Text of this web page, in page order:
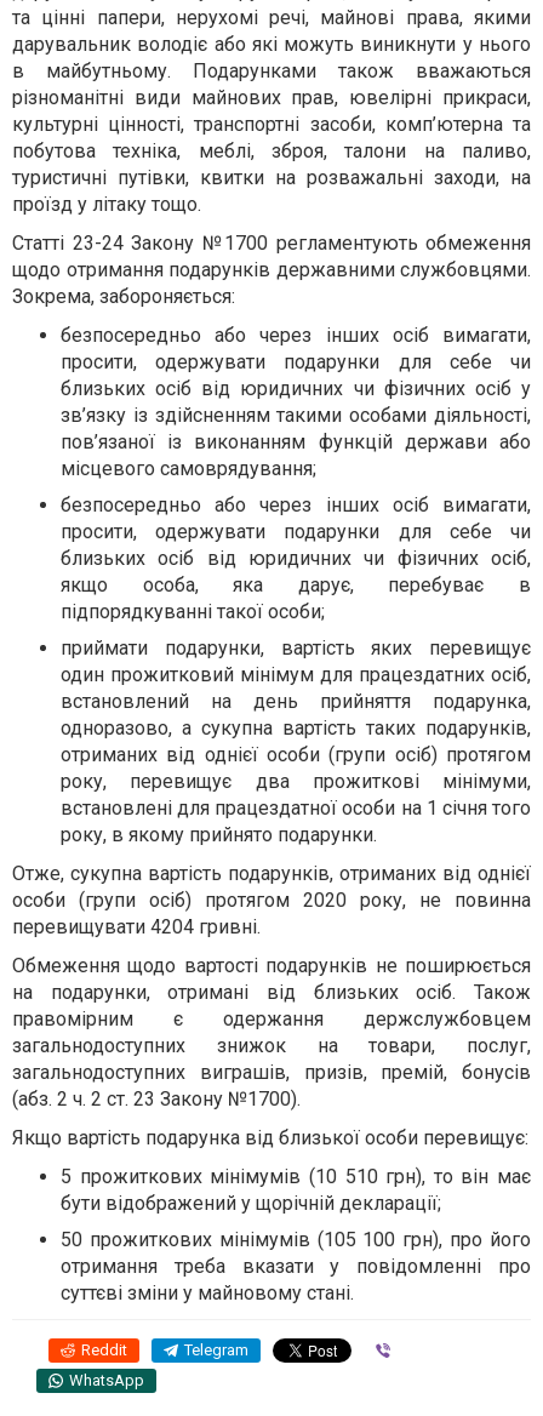
та цінні папери, нерухомі речі, майнові права, якими
дарувальник володіє або які можуть виникнути у нього
в майбутньому. Подарунками також вважаються
різноманітні види майнових прав, ювелірні прикраси,
культурні цінності, транспортні засоби, комп’ютерна та
побутова техніка, меблі, зброя, талони на паливо,
туристичні путівки, квитки на розважальні заходи, на
проїзд у літаку тощо.
Статті 23-24 Закону №1700 регламентують обмеження
щодо отримання подарунків державними службовцями.
Зокрема, забороняється:
безпосередньо або через інших осіб вимагати,
просити, одержувати подарунки для себе чи
близьких осіб від юридичних чи фізичних осіб у
зв’язку із здійсненням такими особами діяльності,
пов’язаної із виконанням функцій держави або
місцевого самоврядування;
безпосередньо або через інших осіб вимагати,
просити, одержувати подарунки для себе чи
близьких осіб від юридичних чи фізичних осіб,
якщо особа, яка дарує, перебуває в
підпорядкуванні такої особи;
приймати подарунки, вартість яких перевищує
один прожитковий мінімум для працездатних осіб,
встановлений на день прийняття подарунка,
одноразово, а сукупна вартість таких подарунків,
отриманих від однієї особи (групи осіб) протягом
року, перевищує два прожиткові мінімуми,
встановлені для працездатної особи на 1 січня того
року, в якому прийнято подарунки.
Отже, сукупна вартість подарунків, отриманих від однієї
особи (групи осіб) протягом 2020 року, не повинна
перевищувати 4204 гривні.
Обмеження щодо вартості подарунків не поширюється
на подарунки, отримані від близьких осіб. Також
правомірним є одержання держслужбовцем
загальнодоступних знижок на товари, послуг,
загальнодоступних виграшів, призів, премій, бонусів
(абз. 2 ч. 2 ст. 23 Закону №1700).
Якщо вартість подарунка від близької особи перевищує:
5 прожиткових мінімумів (10 510 грн), то він має
бути відображений у щорічній декларації;
50 прожиткових мінімумів (105 100 грн), про його
отримання треба вказати у повідомленні про
суттєві зміни у майновому стані.
Reddit Telegram
WhatsApp